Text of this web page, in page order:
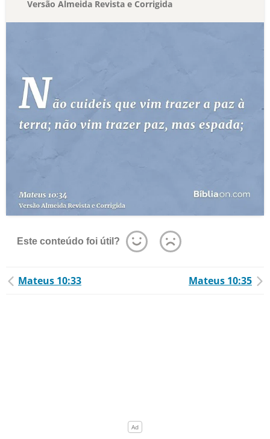
Versão Almeida Revista e Corrigida
Este conteúdo foi útil?
Mateus 10:33 Mateus 10:35